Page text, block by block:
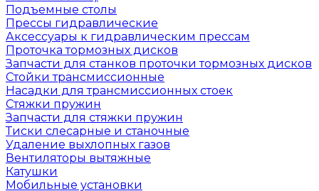
Подъемные столы
Прессы гидравлические
Аксессуары к гидравлическим прессам
Проточка тормозных дисков
Запчасти для станков проточки тормозных дисков
Стойки трансмиссионные
Насадки для трансмиссионных стоек
Стяжки пружин
Запчасти для стяжки пружин
Тиски слесарные и станочные
Удаление выхлопных газов
Вентиляторы вытяжные
Катушки
Мобильные установки